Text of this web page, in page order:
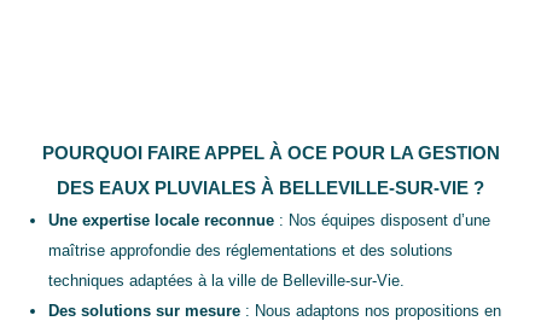
POURQUOI FAIRE APPEL À OCE POUR LA GESTION
DES EAUX PLUVIALES À BELLEVILLE-SUR-VIE ?
Une expertise locale reconnue : Nos équipes disposent d’une
maîtrise approfondie des réglementations et des solutions
techniques adaptées à la ville de Belleville-sur-Vie.
Des solutions sur mesure : Nous adaptons nos propositions en